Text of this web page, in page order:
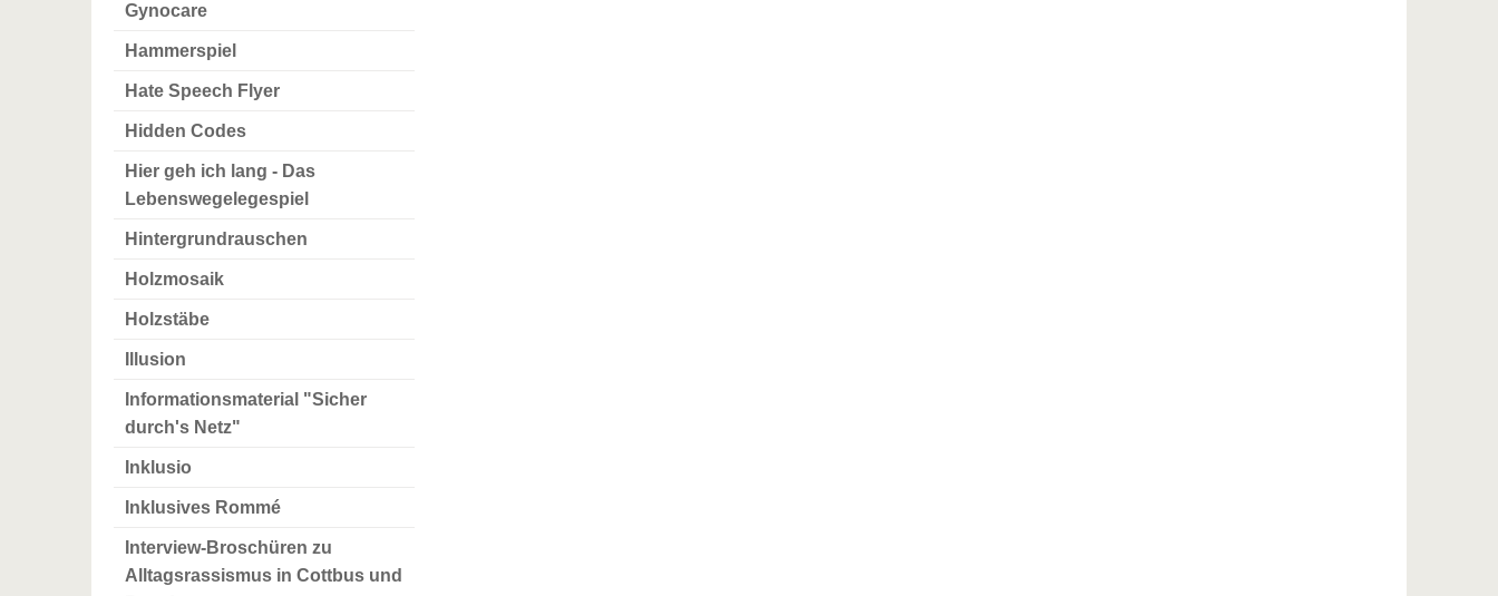
Gynocare
Hammerspiel
Hate Speech Flyer
Hidden Codes
Hier geh ich lang - Das
Lebenswegelegespiel
Hintergrundrauschen
Holzmosaik
Holzstäbe
Illusion
Informationsmaterial "Sicher
durch's Netz"
Inklusio
Inklusives Rommé
Interview-Broschüren zu
Alltagsrassismus in Cottbus und